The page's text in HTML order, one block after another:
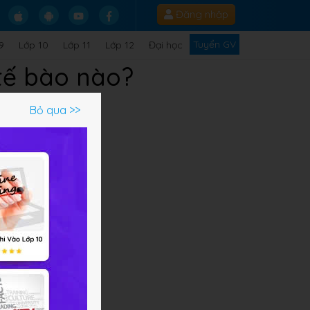
Đăng nhập
Lớp 10 Lớp 11 Lớp 12 Đại học Tuyển GV
bào nào?
Bỏ qua >>